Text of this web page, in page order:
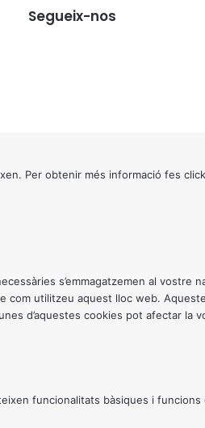
Segueix-nos
Per obtenir més informació fes click
s’emmagatzemen al vostre
com utilitzeu aquest lloc web.
d’aquestes cookies pot afectar la
funcionalitats bàsiques i